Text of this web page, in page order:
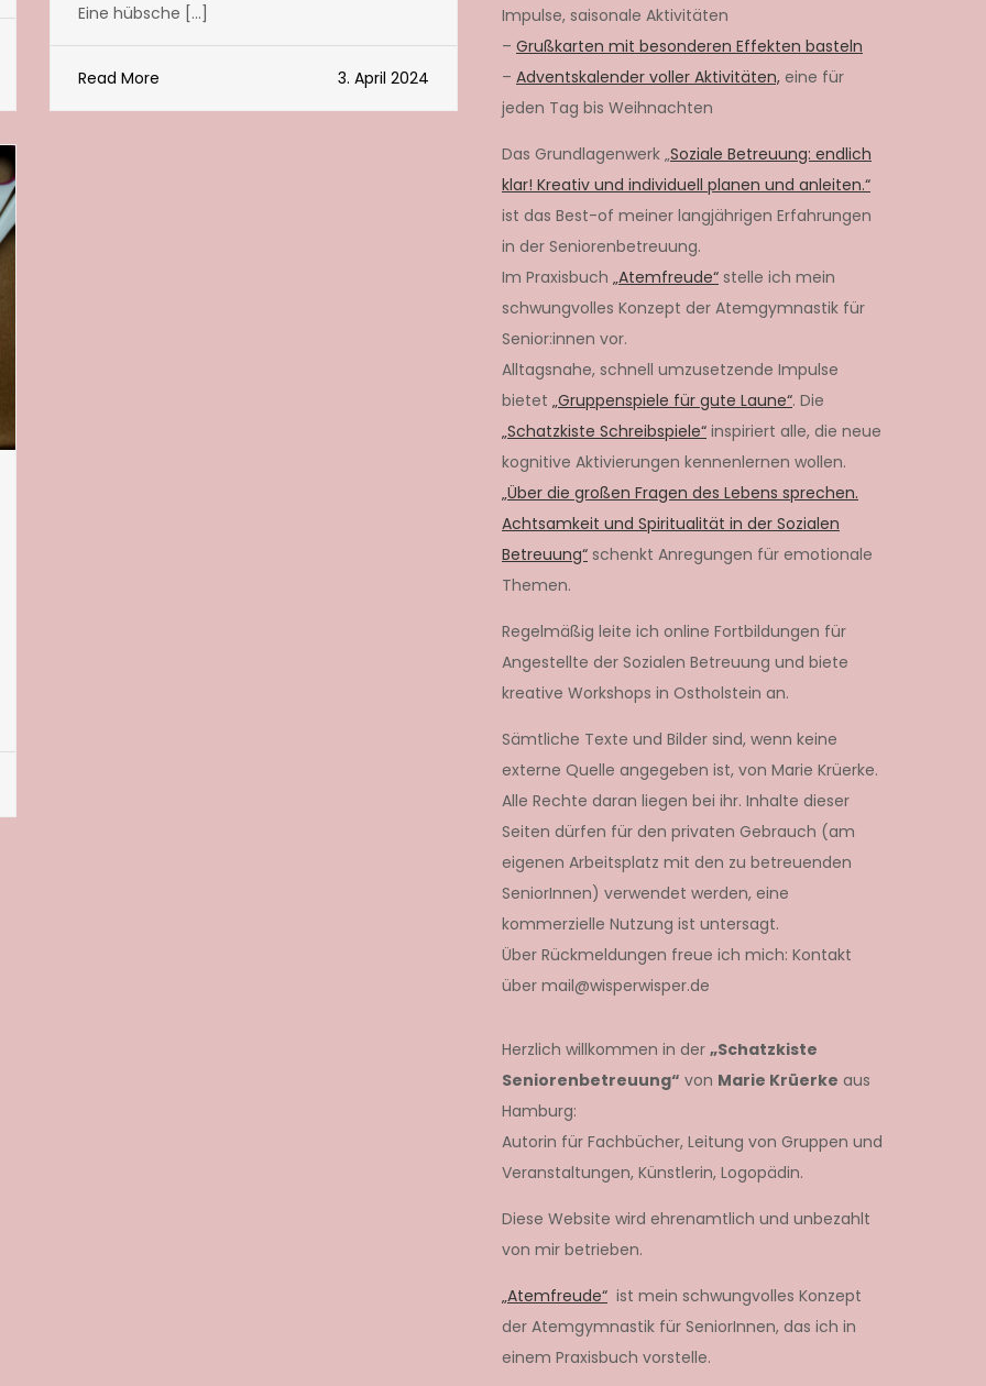
Eine hübsche […]
Read More 3. April 2024
Impulse, saisonale Aktivitäten
– Grußkarten mit besonderen Effekten basteln
– Adventskalender voller Aktivitäten, eine für
jeden Tag bis Weihnachten
Das Grundlagenwerk „Soziale Betreuung: endlich
klar! Kreativ und individuell planen und anleiten.“
ist das Best-of meiner langjährigen Erfahrungen
in der Seniorenbetreuung.
Im Praxisbuch „Atemfreude“ stelle ich mein
schwungvolles Konzept der Atemgymnastik für
Senior:innen vor.
Alltagsnahe, schnell umzusetzende Impulse
bietet „Gruppenspiele für gute Laune“. Die
„Schatzkiste Schreibspiele“ inspiriert alle, die neue
kognitive Aktivierungen kennenlernen wollen.
„Über die großen Fragen des Lebens sprechen.
Achtsamkeit und Spiritualität in der Sozialen
Betreuung“ schenkt Anregungen für emotionale
Themen.
Regelmäßig leite ich online Fortbildungen für
Angestellte der Sozialen Betreuung und biete
kreative Workshops in Ostholstein an.
Sämtliche Texte und Bilder sind, wenn keine
externe Quelle angegeben ist, von Marie Krüerke.
Alle Rechte daran liegen bei ihr. Inhalte dieser
Seiten dürfen für den privaten Gebrauch (am
eigenen Arbeitsplatz mit den zu betreuenden
SeniorInnen) verwendet werden, eine
kommerzielle Nutzung ist untersagt.
Über Rückmeldungen freue ich mich: Kontakt
über mail@wisperwisper.de
Herzlich willkommen in der „Schatzkiste
Seniorenbetreuung“ von Marie Krüerke aus
Hamburg:
Autorin für Fachbücher, Leitung von Gruppen und
Veranstaltungen, Künstlerin, Logopädin.
Diese Website wird ehrenamtlich und unbezahlt
von mir betrieben.
„Atemfreude“ ist mein schwungvolles Konzept
der Atemgymnastik für SeniorInnen, das ich in
einem Praxisbuch vorstelle.